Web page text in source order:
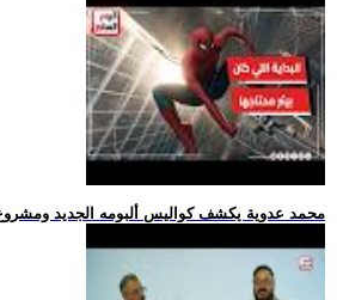
.. محمد عدوية يكشف كواليس ألبومه الجديد